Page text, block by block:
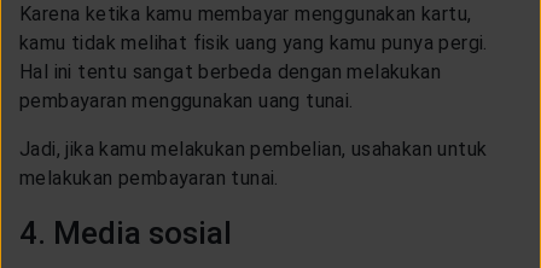
Karena ketika kamu membayar menggunakan kartu,
kamu tidak melihat fisik uang yang kamu punya pergi.
Hal ini tentu sangat berbeda dengan melakukan
pembayaran menggunakan uang tunai.
Jadi, jika kamu melakukan pembelian, usahakan untuk
melakukan pembayaran tunai.
4. Media sosial